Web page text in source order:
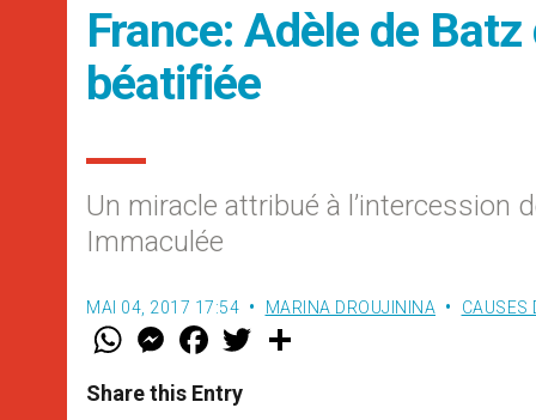
France: Adèle de
béatifiée
Un miracle attribué à l’intercession
Immaculée
MAI 04, 2017 17:54 MARINA DROUJININA CAUSES
W
t
s
M
e
s
e
F
a
e
b
w
Share this Entry